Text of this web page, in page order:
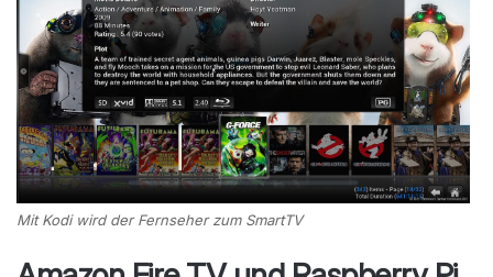
Mit Kodi wird der Fernseher zum SmartTV